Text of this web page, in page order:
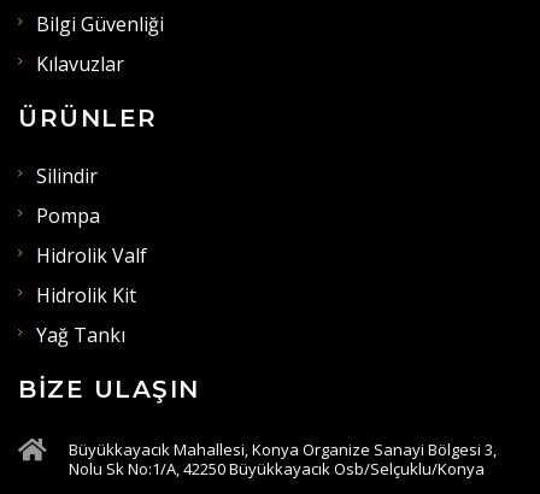
Bilgi Güvenliği
Kılavuzlar
ÜRÜNLER
Silindir
Pompa
Hidrolik Valf
Hidrolik Kit
Yağ Tankı
BIZE ULAŞIN
Büyükkayacık Mahallesi, Konya Organize Sanayi Bölgesi 3,
Nolu Sk No:1/A, 42250 Büyükkayacık Osb/Selçuklu/Konya